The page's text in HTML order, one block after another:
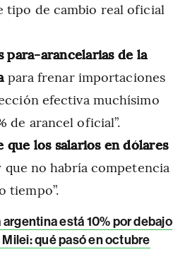
tipo de cambio real oficial
para-arancelarias de la
para frenar importaciones
efectiva muchísimo
de arancel oficial”.
que los salarios en dólares
no habría competencia
tiempo”.
está 10% por debajo
qué pasó en octubre